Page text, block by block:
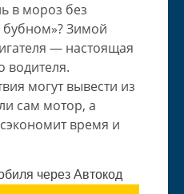
в мороз без
бубном»? Зимой
— настоящая
водителя.
могут вывести из
сам мотор, а
время и